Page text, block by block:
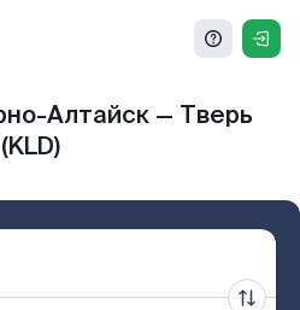
Алтайск — Тверь
(KLD)